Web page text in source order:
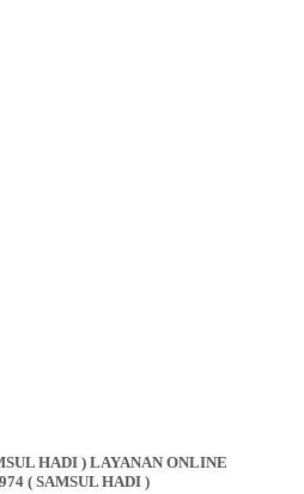
HADI ) LAYANAN ONLINE
( SAMSUL HADI )